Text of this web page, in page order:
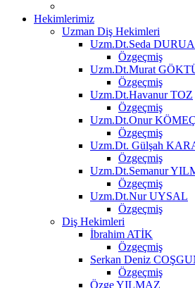
Hekimlerimiz
Uzman Diş Hekimleri
Uzm.Dt.Seda
Özgeçmiş
Uzm.Dt.Murat
Özgeçmiş
Uzm.Dt.Havanur TOZ
Özgeçmiş
Uzm.Dt.Onur KÖMEÇ
Özgeçmiş
Uzm.Dt. Gülşah
Özgeçmiş
Uzm.Dt.Semanur
Özgeçmiş
Uzm.Dt.Nur UYSAL
Özgeçmiş
Diş Hekimleri
İbrahim ATİK
Özgeçmiş
Serkan Deniz
Özgeçmiş
Özge YILMAZ